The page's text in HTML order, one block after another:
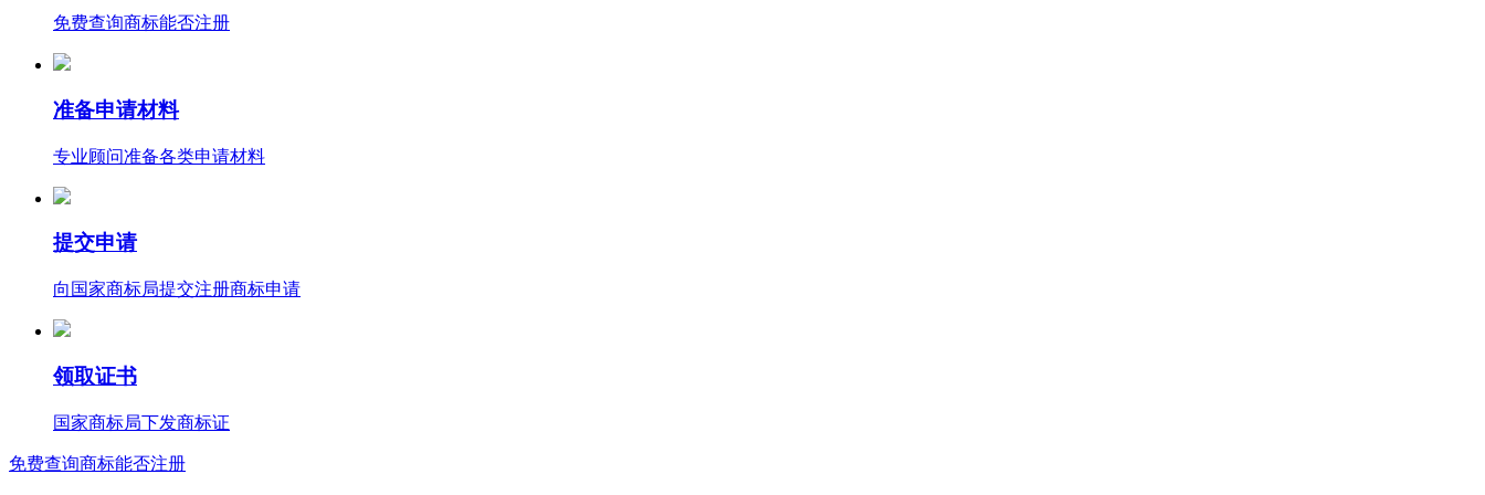
免费查询商标能否注册
准备申请材料
专业顾问准备各类申请材料
提交申请
向国家商标局提交注册商标申请
领取证书
国家商标局下发商标证
免费查询商标能否注册